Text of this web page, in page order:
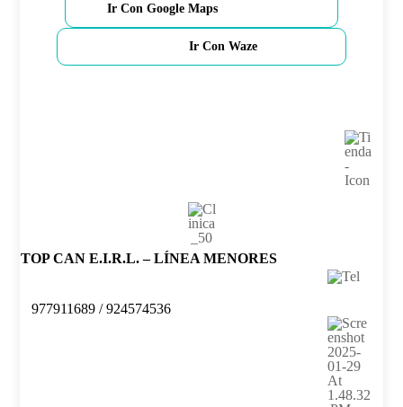
Ir Con Google Maps
Ir Con Waze
TOP CAN E.I.R.L. – LÍNEA MENORES
977911689 / 924574536